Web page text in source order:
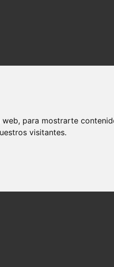
para mostrarte
visitantes.